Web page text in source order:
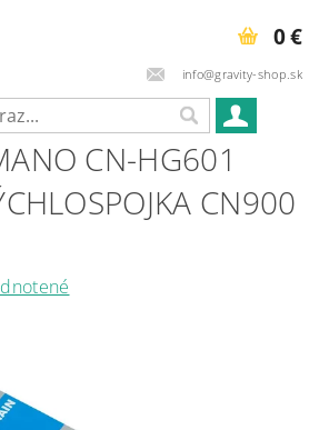
info@gravity-shop.sk
0 €
CN-HG601
CN900